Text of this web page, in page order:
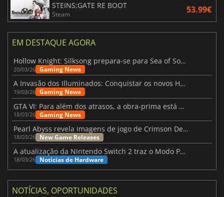
STEINS;GATE RE BOOT
Steam 53.99€
EM DESTAQUE AGORA
Hollow Knight: Silksong prepara-se para Sea of Sorrow com um patch
20/03/26 Gaming News
A Invasão dos Illuminados: Conquistar os novos Helldivers 2 Atualização!
19/03/26 Gaming News
GTA VI: Para além dos atrasos, a obra-prima está quase a chegar
18/03/26 Gaming News
Pearl Abyss revela imagens de jogo de Crimson Desert para a PS5
18/03/26 New Game Releases
A atualização da Nintendo Switch 2 traz o Modo Portátil aos jogos mais antigos da Switch
18/03/26 Notícias de Hardware
NOTÍCIAS, OPORTUNIDADES